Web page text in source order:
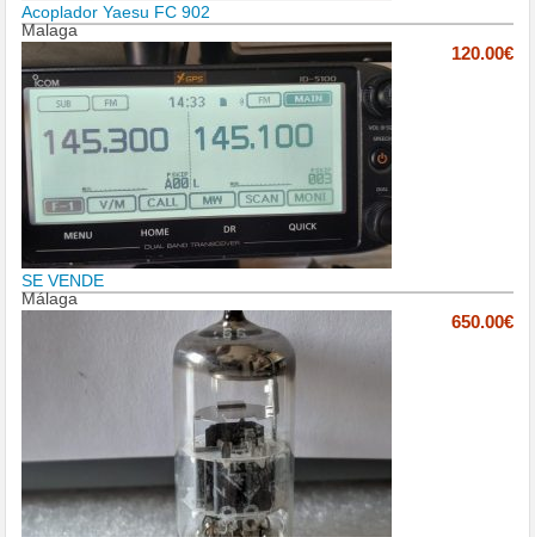
Acoplador Yaesu FC 902
Malaga
120.00€
SE VENDE
Málaga
650.00€